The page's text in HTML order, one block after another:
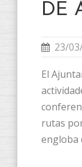
DE
23/
El
rutas
engloba